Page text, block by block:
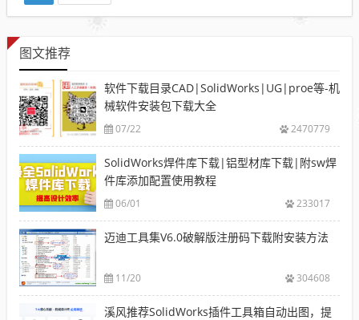
图文推荐
软件下载目录CAD|SolidWorks|UG|proe等-机
械软件安装包下载大全
07/22 2470779
SolidWorks焊件库下载|铝型材库下载|附sw焊
件库添加配置使用教程
06/01 233017
迈迪工具集V6.0破解版注册码下载附安装方法
11/20 304608
溪风推荐SolidWorks插件工具箱自动出图，提